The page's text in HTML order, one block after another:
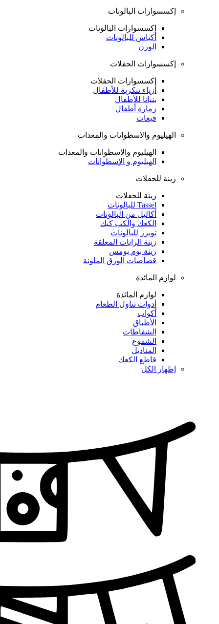
إكسسوارات البالونات
إكسسوارات البالونات
أكياس للبالونات
الوزن
إكسسوارات الحفلات
إكسسوارات الحفلات
أزياء تنكرية للأطفال
بنياتا للأطفال
زمارة أطفال
قبعات
الهيليوم والاسطوانات والمعدات
الهيليوم والاسطوانات والمعدات
الهيليوم و الإسطوانات
زينة للحفلات
زينة للحفلات
Tassel للبالونات
أكاليل من البالونات
الكعك والكب كيك
توبرز للبالونات
زينة الرايات المعلقة
زينة بوم بومس
قصاصات الورق الملونة
لوازم المائدة
لوازم المائدة
أدوات تناول الطعام
أكواب
الأطباق
الشفاطات
الشموع
المناديل
قاطع الكعك
إظهار الكل